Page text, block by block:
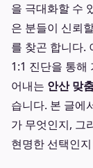
을 극대화할 수
은 분들이 신뢰
를 찾곤 합니다.
1:1 진단을 통해
어내는 안산 맞
습니다. 본 글에
가 무엇인지, 그
현명한 선택인